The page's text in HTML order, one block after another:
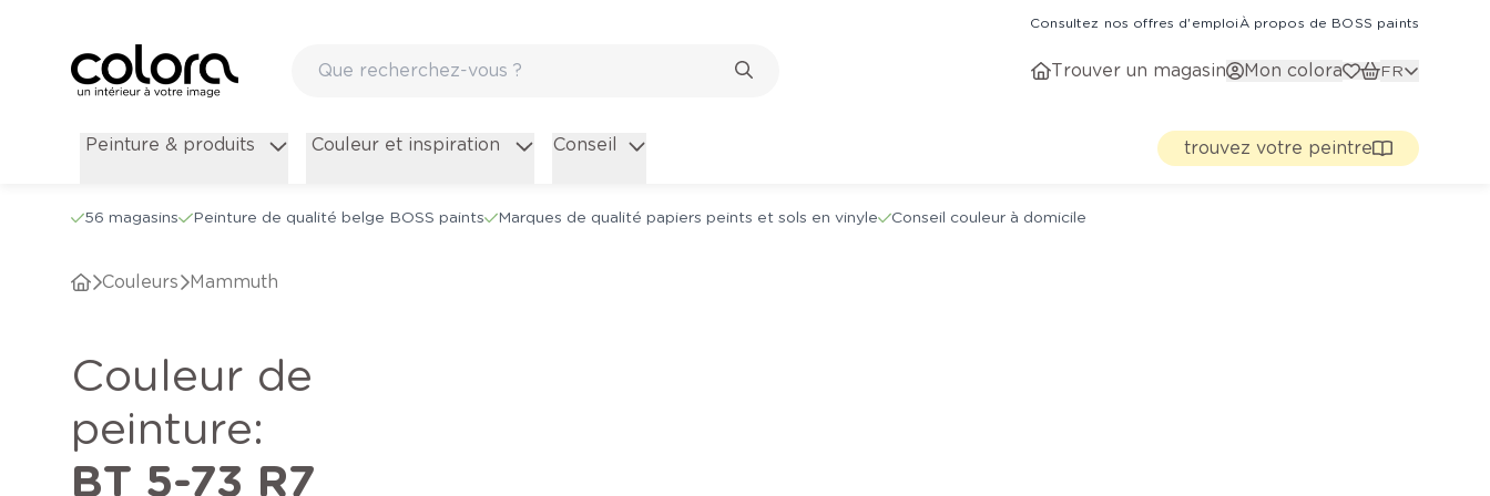
Consultez nos offres d'emploiÀ propos de BOSS paints
Trouver un magasin Mon colora FR
Peinture & produits Couleur et inspiration Conseil trouvez votre peintre
56 magasins Peinture de qualité belge BOSS paints Marques de qualité papiers peints et sols en vinyle Conseil couleur à domicile
Couleurs Mammuth
Couleur de
peinture:
BT 5-73 R7